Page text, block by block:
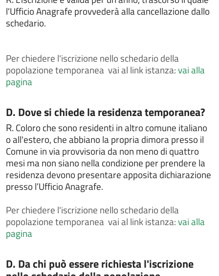
Chiedere il rilascio del passaporto
Chiedere il rilascio della tessera elettorale
Chiedere il rilascio di certificati ed estratti di atti di
stato civile
Chiedere il rilascio di certificati ed estratti di leva
militare
Chiedere il rilascio di certificato di iscrizione alle liste
elettorali
Chiedere il rilascio di copia integrale di atti di stato
civile
Chiedere il rilascio o il rinnovo della carta d'identità
elettronica
Chiedere il voto assistito
Chiedere l'attestazione di soggiorno permanente per
i cittadini comunitari
Chiedere l'attribuzione del cognome materno al
Chiedere l'autorizzazione al trasporto e alla
cremazione
l'Ufficio Anagrafe provvederà alla cancellazione dallo
schedario.
Perchiedere l'iscrizione nello schedario della
popolazione temporanea vai al link istanza:vai alla
pagina
Categoria:
D. Dove si chiede la residenza temporanea?
R. Coloro che sono residenti in altro comune italiano
o all'estero, che abbiano la propria dimora presso il
Comune in via provvisoria da non meno di quattro
mesi ma non siano nella condizione per prendere la
residenza devono presentare apposita dichiarazione
presso l’Ufficio Anagrafe.
Perchiedere l'iscrizione nello schedario della
popolazione temporanea vai al link istanza:vai alla
pagina
Categoria:
D. Da chi può essere richiesta l'iscrizione